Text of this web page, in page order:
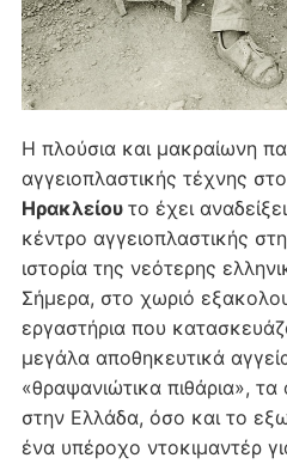
Η πλούσια και μακραίωνη
αγγειοπλαστικής τέχνης
Ηρακλείου το έχει
κέντρο αγγειοπλαστικής
ιστορία της νεότερης
Σήμερα, στο χωριό
εργαστήρια που
μεγάλα αποθηκευτικά
«θραψανιώτικα πιθάρια», τα
στην Ελλάδα, όσο και το
ένα υπέροχο ντοκιμαντέρ